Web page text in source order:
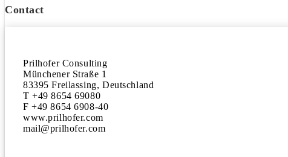
Contact
Prilhofer Consulting
Münchener Straße 1
83395 Freilassing, Deutschland
T +49 8654 69080
F +49 8654 6908-40
www.prilhofer.com